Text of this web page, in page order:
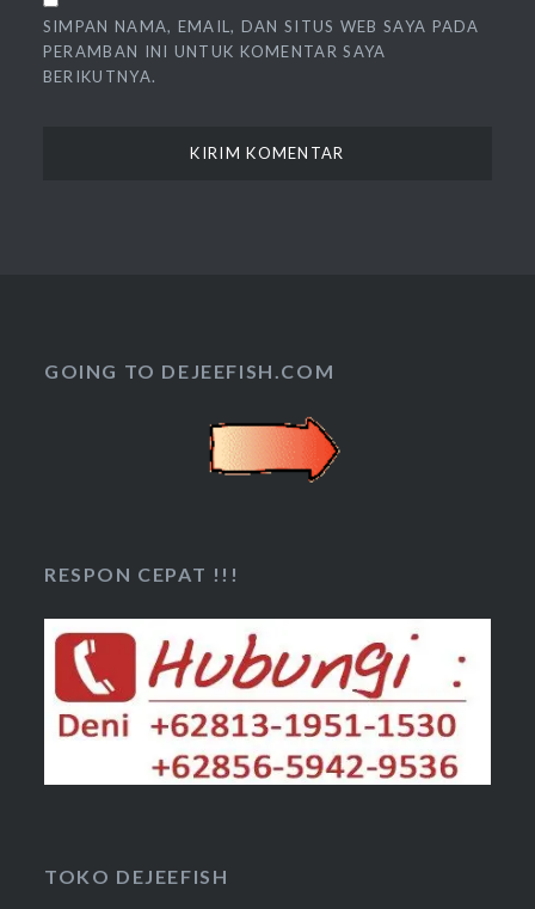
SIMPAN NAMA, EMAIL, DAN SITUS WEB SAYA PADA
PERAMBAN INI UNTUK KOMENTAR SAYA
BERIKUTNYA.
GOING TO DEJEEFISH.COM
RESPON CEPAT !!!
TOKO DEJEEFISH